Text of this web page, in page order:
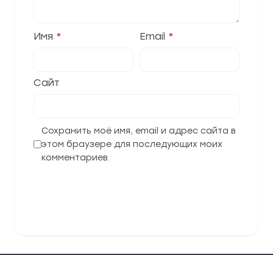
Имя * Email *
Сайт
Сохранить моё имя, email и адрес сайта в
этом браузере для последующих моих
комментариев.